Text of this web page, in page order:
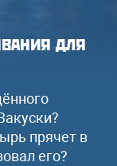
для
прячет в
его?